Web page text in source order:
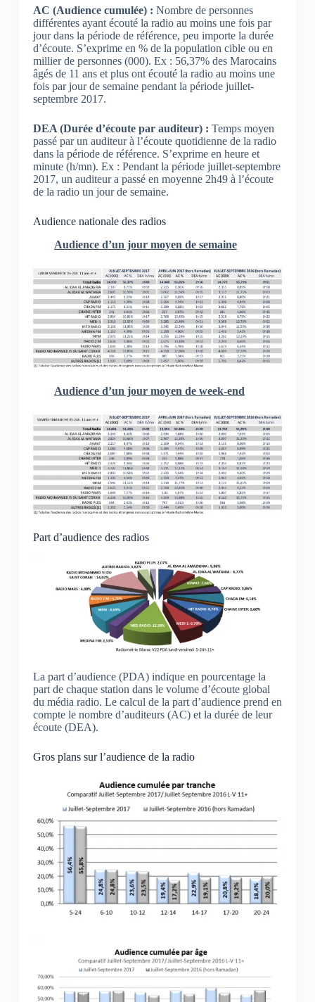
AC (Audience cumulée) : Nombre de personnes
différentes ayant écouté la radio au moins une fois par
jour dans la période de référence, peu importe la durée
d’écoute. S’exprime en % de la population cible ou en
millier de personnes (000). Ex : 56,37% des Marocains
âgés de 11 ans et plus ont écouté la radio au moins une
fois par jour de semaine pendant la période juillet-
septembre 2017.
DEA (Durée d’écoute par auditeur) : Temps moyen
passé par un auditeur à l’écoute quotidienne de la radio
dans la période de référence. S’exprime en heure et
minute (h/mn). Ex : Pendant la période juillet-septembre
2017, un auditeur a passé en moyenne 2h49 à l’écoute
de la radio un jour de semaine.
Audience nationale des radios
Audience d’un jour moyen de semaine
Audience d’un jour moyen de week-end
Part d’audience des radios
La part d’audience (PDA) indique en pourcentage la
part de chaque station dans le volume d’écoute global
du média radio. Le calcul de la part d’audience prend en
compte le nombre d’auditeurs (AC) et la durée de leur
écoute (DEA).
Gros plans sur l’audience de la radio